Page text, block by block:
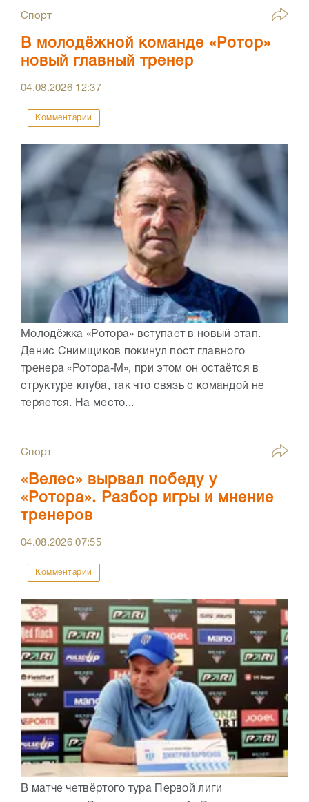
Спорт
В молодёжной команде «Ротор»
новый главный тренер
04.08.2026 12:37
Комментарии
Молодёжка «Ротора» вступает в новый этап.
Денис Снимщиков покинул пост главного
тренера «Ротора‑М», при этом он остаётся в
структуре клуба, так что связь с командой не
теряется. На место...
Спорт
«Велес» вырвал победу у
«Ротора». Разбор игры и мнение
тренеров
04.08.202607:55
Комментарии
В матче четвёртого тура Первой лиги